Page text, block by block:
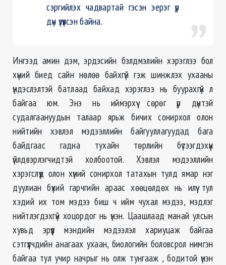
сэргийлэх чадвартай гэсэн эерэг үр
дүн үзүүлсэн байна.
Ингээд амин дэм, эрдэсийн бэлдмэлийн хэрэглээ бол
хүний биед сайн нөлөө байхгүй гэж шинжлэх ухааны
үндэслэлтэй батлаад байхад хэрэглээ нь буурахгүй л
байгаа юм. Энэ нь иймэрхүү сөрөг үр дүнтэй
судалгаануудын талаар ярьж бичих сонирхол олон
нийтийн хэвлэл мэдээллийн байгууллагуудад бага
байдгаас гадна тухайн төрлийн бүтээгдэхүүн
үйлдвэрлэгчидтэй холбоотой. Хэвлэл мэдээллийн
хэрэгслүүд олон хүний сонирхол татахын тулд ямар нэг
дуулиан бүхий гарчгийн араас хөөцөлдөх нь илүү тул
хэдий их том мэдээ биш ч ийм чухал мэдээ, мэдлэг
нийтлэгдэхгүй хоцордог нь үнэн. Цаашлаад манай улсын
хувьд эрүүл мэндийн мэдээлэл хариуцаж байгаа
сэтгүүлчдийн анагаах ухаан, биологийн боловсрол нимгэн
байгаа тул учир начрыг нь олж тунгааж , бодитой үнэн